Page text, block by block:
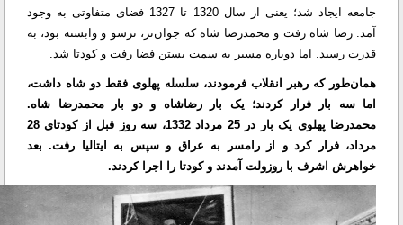
جامعه ایجاد شد؛ یعنی از سال 1320 تا 1327 فضای متفاوتی به وجود
آمد. رضا شاه رفت و محمدرضا شاه که جوان‌تر، ترسو و وابسته بود، به
قدرت رسید. اما دوباره مسیر به سمت بستن فضا رفت و کودتا شد.
همان‌طور که رهبر انقلاب فرمودند، سلسله پهلوی فقط دو شاه داشت،
اما سه بار فرار کردند؛ یک بار رضاشاه و دو بار محمدرضا شاه.
محمدرضا پهلوی یک بار در 25 مرداد 1332، سه روز قبل از کودتای 28
مرداد، فرار کرد و از رامسر به عراق و سپس به ایتالیا رفت. بعد
خواهرش اشرف با روزولت آمدند و کودتا را اجرا کردند.